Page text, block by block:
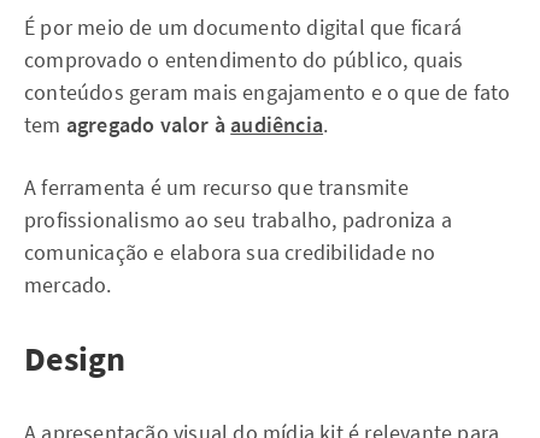
É por meio de um documento digital que ficará
comprovado o entendimento do público, quais
conteúdos geram mais engajamento e o que de fato
tem agregado valor à audiência.
A ferramenta é um recurso que transmite
profissionalismo ao seu trabalho, padroniza a
comunicação e elabora sua credibilidade no
mercado.
Design